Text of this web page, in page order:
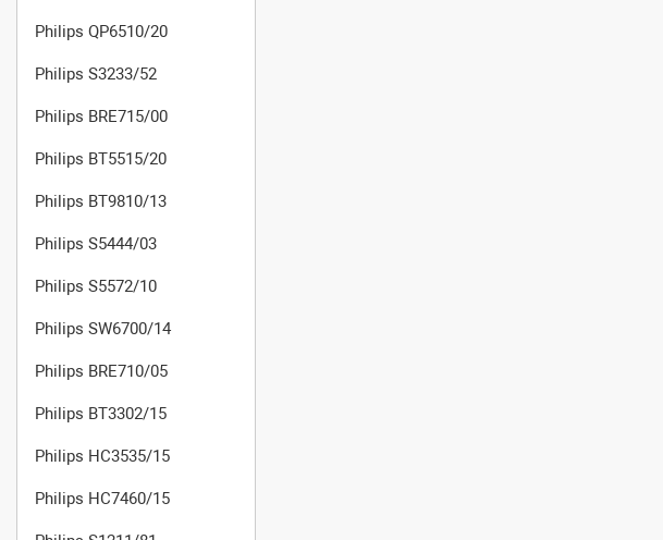
Philips QP6510/20
Philips S3233/52
Philips BRE715/00
Philips BT5515/20
Philips BT9810/13
Philips S5444/03
Philips S5572/10
Philips SW6700/14
Philips BRE710/05
Philips BT3302/15
Philips HC3535/15
Philips HC7460/15